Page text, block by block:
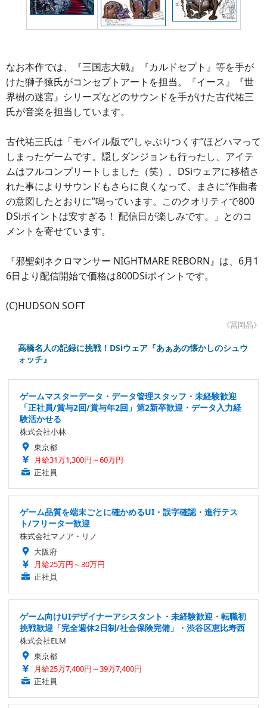
なお本作では、『三国志大戦』『カルドセプト』等を手が
けた獅子猿氏がコンセプトアートを担当。『イース』『世
界樹の迷宮』シリーズなどのサウンドを手がけた古代祐三
氏が音楽を担当しています。
古代祐三氏は「モバイル版で“しゃぶりつくす”ほどハマって
しまったゲームです。隠しダンジョンも行ったし、アイテ
ムはフルコンプリートしました（笑）。DSiウェアに移植さ
れた事によりサウンドもさらに良くなって、まさに“作曲者
の意図したとおりに”鳴っています。このクオリティで800
DSiポイントは安すぎる！ 配信日が楽しみです。」とのコ
メントを寄せています。
『邪聖剣ネクロマンサー NIGHTMARE REBORN』は、6月1
6日より配信開始で価格は800DSiポイントです。
(C)HUDSON SOFT
《冨岡晶》
高橋名人の記録に挑戦！DSiウェア『あぁあの懐かしのシュウ
ォッチ』
ゲームマスターデータ・データ管理スタッフ・未経験歓迎
「正社員/賞与2回/賞与年2回」第2新卒歓迎・データ入力経
験活かせる
株式会社小林
東京都
月給31万1,300円～60万円
正社員
ゲーム品質を端末ごとに確かめるUI・誤字確認・進行テス
ト/フリーター歓迎
株式会社マノア・リノ
大阪府
月給25万円～30万円
正社員
ゲーム向けUIデザイナーアシスタント・未経験歓迎・転職初
挑戦歓迎「完全週休2日制/社会保険完備」・渋谷区恵比寿西
株式会社ELM
東京都
月給25万7,400円～39万7,400円
正社員